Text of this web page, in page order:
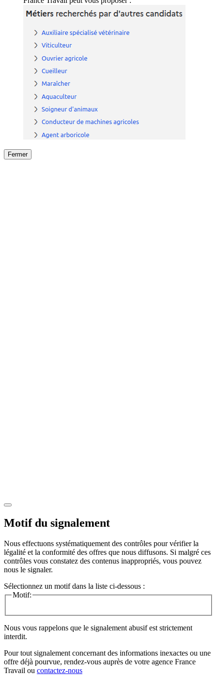
Fermer
Motif du signalement
Nous effectuons systématiquement des contrôles pour vérifier la
légalité et la conformité des offres que nous diffusons. Si malgré ces
contrôles vous constatez des contenus inappropriés, vous pouvez
nous le signaler.
Sélectionnez un motif dans la liste ci-dessous :
Motif:
Nous vous rappelons que le signalement abusif est strictement
interdit.
Pour tout signalement concernant des informations inexactes ou une
offre déjà pourvue, rendez-vous auprès de votre agence France
Travail ou contactez-nous